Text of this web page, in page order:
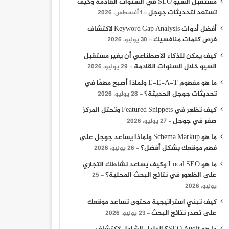
تستعد لتحديثات جوجل
1 أغسطس، 2026
أفضل أدوات Keyword Gap Analysis لاكتشاف
فرص كلمات منافسيك
30 يوليو، 2026
كيف يمكن للذكاء الاصطناعي أن يغير مستقبل
السيو خلال السنوات القادمة
29 يوليو، 2026
ما هو مفهوم E-E-A-T ولماذا أصبح مهمًا في
تحديثات جوجل الحديثة؟
28 يوليو، 2026
كيف تظهر في Featured Snippets وتحتل المركز
صفر في جوجل
27 يوليو، 2026
ما هو Schema Markup ولماذا يساعد جوجل على
فهم موقعك بشكل أفضل؟
26 يوليو، 2026
ما هو Local SEO وكيف يساعد نشاطك التجاري
على الظهور في نتائج البحث المحلية؟
25
يوليو، 2026
كيف تبني استراتيجية محتوى تساعد موقعك
على تصدر نتائج البحث
23 يوليو، 2026